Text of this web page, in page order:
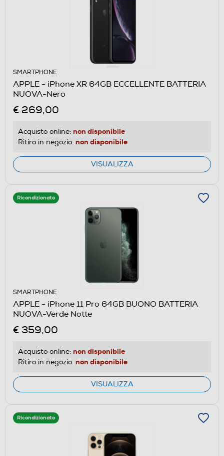
SMARTPHONE
APPLE - iPhone XR 64GB ECCELLENTE BATTERIA
NUOVA-Nero
€ 269,00
Acquisto online: non disponibile
Ritiro in negozio: non disponibile
VISUALIZZA
Ricondizionato
SMARTPHONE
APPLE - iPhone 11 Pro 64GB BUONO BATTERIA
NUOVA-Verde Notte
€ 359,00
Acquisto online: non disponibile
Ritiro in negozio: non disponibile
VISUALIZZA
Ricondizionato